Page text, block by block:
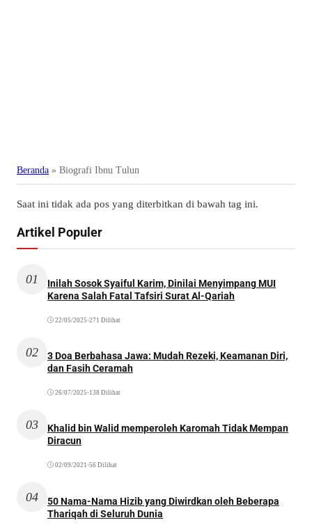
Beranda » Biografi Ibnu Tulun
Saat ini tidak ada pos yang diterbitkan di bawah tag ini.
Artikel Populer
01
Inilah Sosok Syaiful Karim, Dinilai Menyimpang MUI
Karena Salah Fatal Tafsiri Surat Al-Qariah
22/05/2025 •271 Dilihat
02
3 Doa Berbahasa Jawa: Mudah Rezeki, Keamanan Diri,
dan Fasih Ceramah
26/07/2025 •138 Dilihat
03
Khalid bin Walid memperoleh Karomah Tidak Mempan
Diracun
02/09/2021 •56 Dilihat
04
50 Nama-Nama Hizib yang Diwirdkan oleh Beberapa
Thariqah di Seluruh Dunia